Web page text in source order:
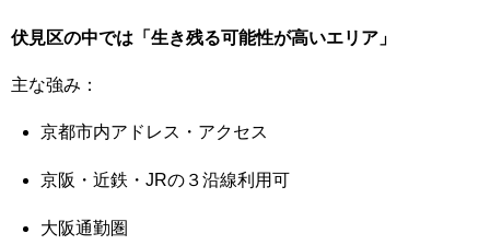
伏見区の中では「生き残る可能性が高いエリア」
主な強み：
京都市内アドレス・アクセス
京阪・近鉄・JRの３沿線利用可
大阪通勤圏